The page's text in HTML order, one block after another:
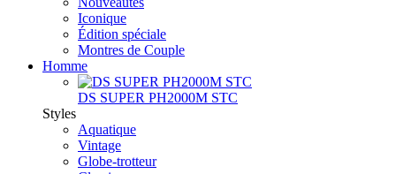
Iconique
Édition spéciale
Montres de Couple
Homme
DS SUPER PH2000M STC
Styles
Aquatique
Vintage
Globe-trotteur